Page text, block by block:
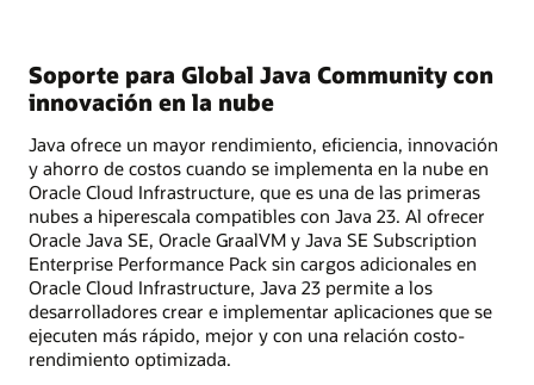
Soporte para Global Java Community con
innovación en la nube
Java ofrece un mayor rendimiento, eficiencia, innovación
y ahorro de costos cuando se implementa en la nube en
Oracle Cloud Infrastructure, que es una de las primeras
nubes a hiperescala compatibles con Java 23. Al ofrecer
Oracle Java SE, Oracle GraalVM y Java SE Subscription
Enterprise Performance Pack sin cargos adicionales en
Oracle Cloud Infrastructure, Java 23 permite a los
desarrolladores crear e implementar aplicaciones que se
ejecuten más rápido, mejor y con una relación costo-
rendimiento optimizada.